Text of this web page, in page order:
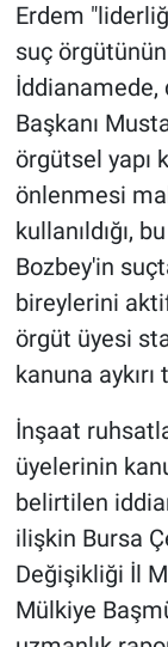
Erdem
suç
İddianamede,
Başkanı
örgütsel yapı
önlenmesi
kullanıldığı,
Bozbey'in
bireylerini
örgüt üyesi
kanuna
İnşaat
üyelerinin
belirtilen
ilişkin Bursa
Değişikliği İl
Mülkiye